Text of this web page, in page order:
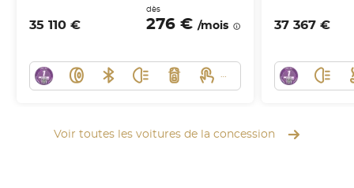
35 110 €
dès
276 € /mois 37 367 €
Voir toutes les voitures de la concession